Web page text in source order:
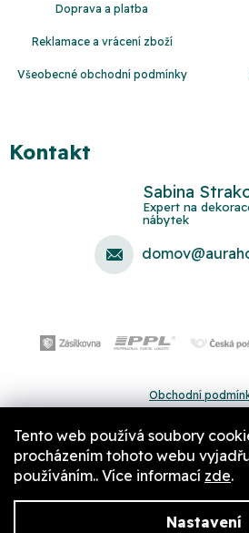
Tento web používá soubory
procházením tohoto webu
používáním.. Více informací zde.
Nastavení
Doprava a platba
Reklamace a vrácení zboží
Všeobecné obchodní podmínky
Kontakt
Sabina
domov@
Obchodní
Pravidla a nastavení